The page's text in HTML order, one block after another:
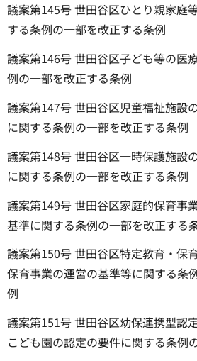
議案第145号 世田谷区ひとり親家庭
する条例の一部を改正する条例
議案第146号 世田谷区子ども等の医
例の一部を改正する条例
議案第147号 世田谷区児童福祉施設
に関する条例の一部を改正する条例
議案第148号 世田谷区一時保護施設
に関する条例の一部を改正する条例
議案第149号 世田谷区家庭的保育事
基準に関する条例の一部を改正する
議案第150号 世田谷区特定教育・保
保育事業の運営の基準等に関する条
例
議案第151号 世田谷区幼保連携型認
こども園の認定の要件に関する条例